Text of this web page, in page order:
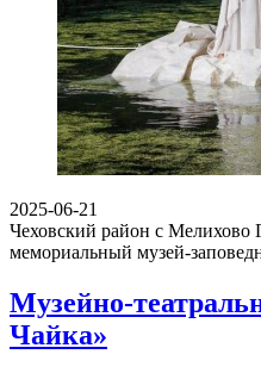
2025-06-21
Чеховский район с Мелихово
мемориальный музей-
Музейно-
Чайка»